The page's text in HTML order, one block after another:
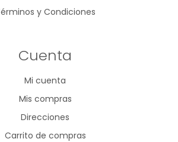
y Condiciones
Cuenta
Mi cuenta
Mis compras
Direcciones
Carrito de compras